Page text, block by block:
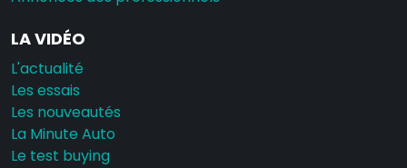
LA VIDÉO
L'actualité
Les essais
Les nouveautés
La Minute Auto
Le test buying